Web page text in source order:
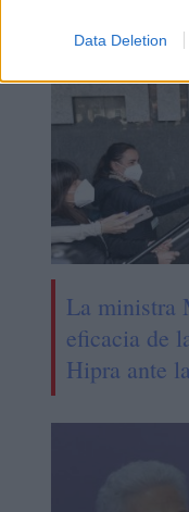
Data Deletion
La ministra
eficacia de
Hipra ante